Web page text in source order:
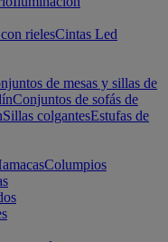
rielesCintas Led
de mesas y sillas de
Conjuntos de sofás de
Sillas colgantesEstufas de
Columpios